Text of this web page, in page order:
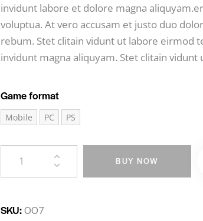
invidunt labore et dolore magna
voluptua. At vero accusam et justo duo
rebum. Stet clitain vidunt ut labore eirmod
invidunt magna aliquyam. Stet clitain vidunt
Game format
Mobile PC PS
BUY NOW
SKU:007